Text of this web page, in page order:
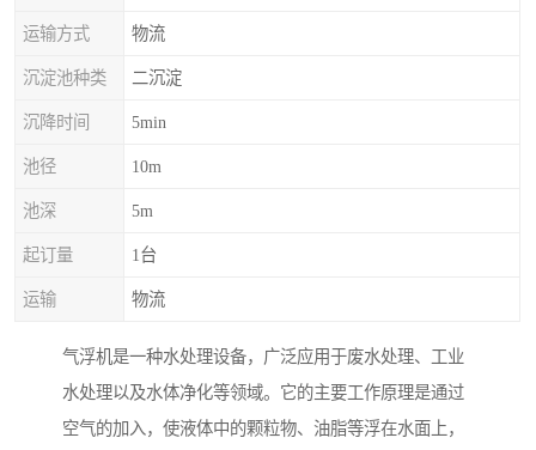
运输方式 物流
沉淀池种类 二沉淀
沉降时间 5min
池径 10m
池深 5m
起订量 1台
运输 物流
气浮机是一种水处理设备，广泛应用于废水处理、工业
水处理以及水体净化等领域。它的主要工作原理是通过
空气的加入，使液体中的颗粒物、油脂等浮在水面上，